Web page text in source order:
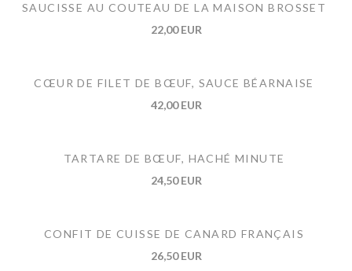
SAUCISSE AU COUTEAU DE LA MAISON BROSSET
22,00 EUR
CŒUR DE FILET DE BŒUF, SAUCE BÉARNAISE
42,00 EUR
TARTARE DE BŒUF, HACHÉ MINUTE
24,50 EUR
CONFIT DE CUISSE DE CANARD FRANÇAIS
26,50 EUR